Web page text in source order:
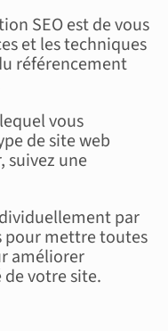
SEO est de vous
et les techniques
référencement
vous
de site web
suivez une
par
pour mettre toutes
améliorer
votre site.